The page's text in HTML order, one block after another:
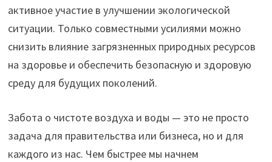
активное участие в улучшении экологической
ситуации. Только совместными усилиями можно
снизить влияние загрязненных природных ресурсов
на здоровье и обеспечить безопасную и здоровую
среду для будущих поколений.
Забота о чистоте воздуха и воды — это не просто
задача для правительства или бизнеса, но и для
каждого из нас. Чем быстрее мы начнем